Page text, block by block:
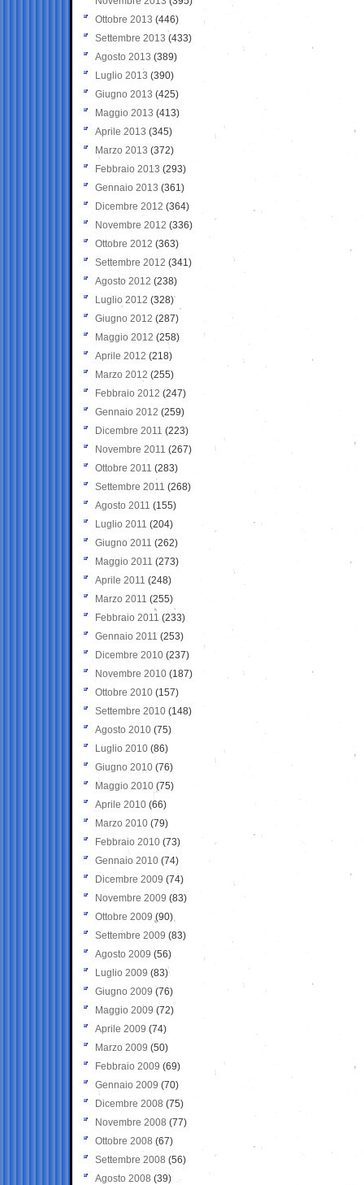
Ottobre 2013 (446)
Settembre 2013 (433)
Agosto 2013 (389)
Luglio 2013 (390)
Giugno 2013 (425)
Maggio 2013 (413)
Aprile 2013 (345)
Marzo 2013 (372)
Febbraio 2013 (293)
Gennaio 2013 (361)
Dicembre 2012 (364)
Novembre 2012 (336)
Ottobre 2012 (363)
Settembre 2012 (341)
Agosto 2012 (238)
Luglio 2012 (328)
Giugno 2012 (287)
Maggio 2012 (258)
Aprile 2012 (218)
Marzo 2012 (255)
Febbraio 2012 (247)
Gennaio 2012 (259)
Dicembre 2011 (223)
Novembre 2011 (267)
Ottobre 2011 (283)
Settembre 2011 (268)
Agosto 2011 (155)
Luglio 2011 (204)
Giugno 2011 (262)
Maggio 2011 (273)
Aprile 2011 (248)
Marzo 2011 (255)
Febbraio 2011 (233)
Gennaio 2011 (253)
Dicembre 2010 (237)
Novembre 2010 (187)
Ottobre 2010 (157)
Settembre 2010 (148)
Agosto 2010 (75)
Luglio 2010 (86)
Giugno 2010 (76)
Maggio 2010 (75)
Aprile 2010 (66)
Marzo 2010 (79)
Febbraio 2010 (73)
Gennaio 2010 (74)
Dicembre 2009 (74)
Novembre 2009 (83)
Ottobre 2009 (90)
Settembre 2009 (83)
Agosto 2009 (56)
Luglio 2009 (83)
Giugno 2009 (76)
Maggio 2009 (72)
Aprile 2009 (74)
Marzo 2009 (50)
Febbraio 2009 (69)
Gennaio 2009 (70)
Dicembre 2008 (75)
Novembre 2008 (77)
Ottobre 2008 (67)
Settembre 2008 (56)
Agosto 2008 (39)